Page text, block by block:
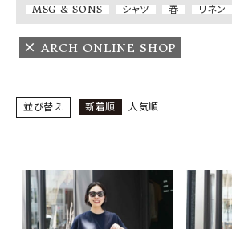
CATEGORY
SHOP
ご利用ガイド
プライバシーポリシー
MSG & SONS
シャツ 春 リネン
ARCH ONLINE SHOP
並び替え 新着順 人気順